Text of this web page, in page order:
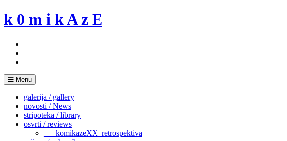
Skip
to
k 0 m i k A z E
Menu
galerija / gallery
novosti / News
stripoteka / library
osvrti / reviews
___komikazeXX_retrospektiva